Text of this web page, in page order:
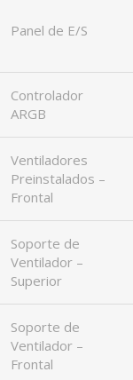
Panel de E/S
Controlador
ARGB
Ventiladores
Preinstalados –
Frontal
Soporte de
Ventilador –
Superior
Soporte de
Ventilador –
Frontal